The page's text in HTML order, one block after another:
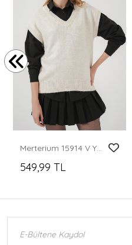
Merterium 15914 V Yaka Triko Süveter - Ekru
549,99 TL